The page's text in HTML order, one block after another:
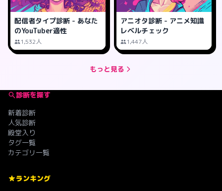
配信者タイプ診断 - あなた
のYouTuber適性
1,532人
アニオタ診断 - アニメ知識
レベルチェック
1,447人
もっと見る
診断を探す
新着診断
人気診断
殿堂入り
タグ一覧
カテゴリ一覧
ランキング